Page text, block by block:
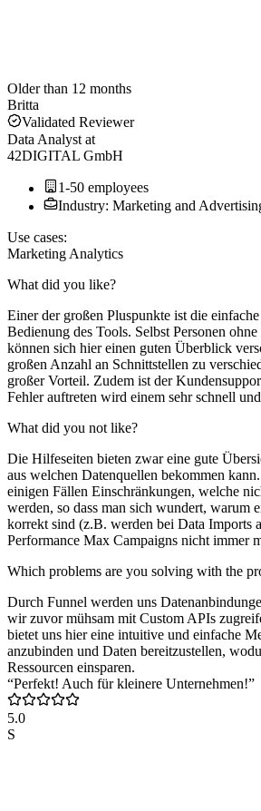
Older than 12 months
Britta
Validated Reviewer
Data Analyst at
42DIGITAL GmbH
1-50 employees
Industry: Marketing and
Use cases:
Marketing Analytics
What did you like?
Einer der großen Pluspunkte ist die
Bedienung des Tools. Selbst Personen
können sich hier einen guten Überblick
großen Anzahl an Schnittstellen zu
großer Vorteil. Zudem ist der
Fehler auftreten wird einem sehr schnell
What did you not like?
Die Hilfeseiten bieten zwar eine gute
aus welchen Datenquellen bekommen
einigen Fällen Einschränkungen, welche
werden, so dass man sich wundert, warum
korrekt sind (z.B. werden bei Data Imports
Performance Max Campaigns nicht immer
Which problems are you solving with the
Durch Funnel werden uns
wir zuvor mühsam mit Custom APIs
bietet uns hier eine intuitive und einfache
anzubinden und Daten bereitzustellen,
Ressourcen einsparen.
“Perfekt! Auch für kleinere Unternehmen!”
5.0
S